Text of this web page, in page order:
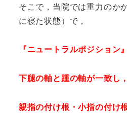
そこで，当院では重力のか
に寝た状態）で，
『ニュートラルポジション
下腿の軸と踵の軸が一致し，
親指の付け根・小指の付け